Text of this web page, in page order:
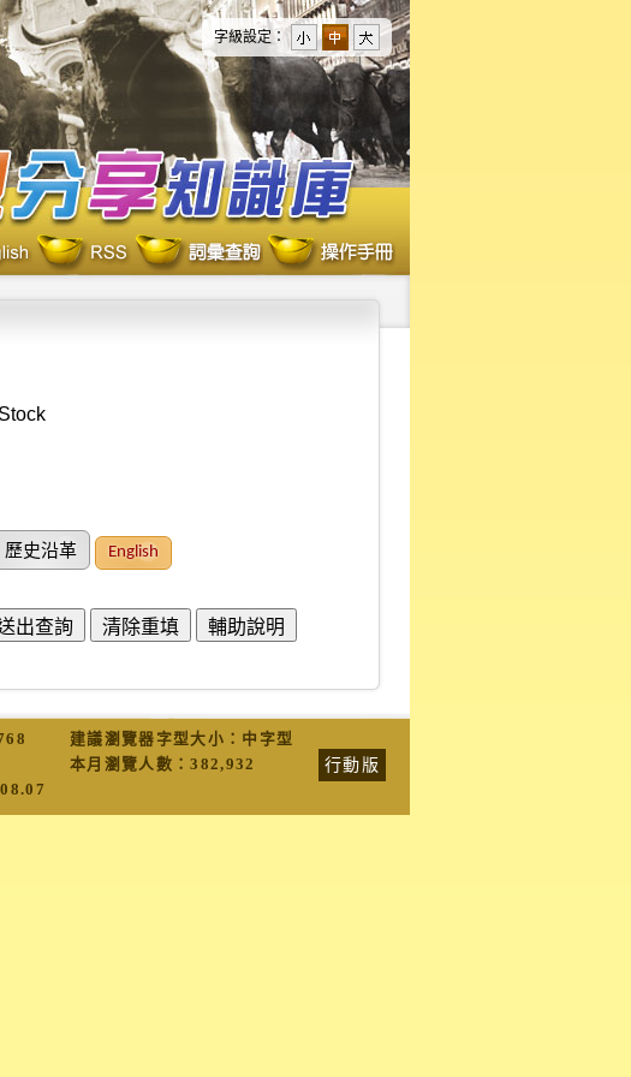
字級設定：
歷史沿革 English
建議瀏覽器字型大小：中字型
行動版
本月瀏覽人數：382,932